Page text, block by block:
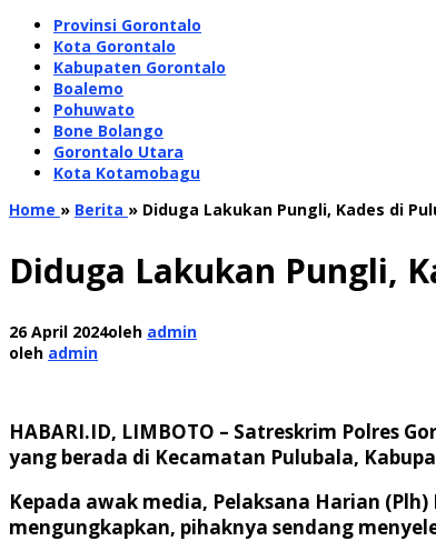
Provinsi Gorontalo
Kota Gorontalo
Kabupaten Gorontalo
Boalemo
Pohuwato
Bone Bolango
Gorontalo Utara
Kota Kotamobagu
Home » Berita » Diduga Lakukan Pungli, Kades di
Diduga Lakukan Pungli,
26 April 2024oleh admin
oleh admin
HABARI.ID, LIMBOTO – Satreskrim Polres
yang berada di Kecamatan Pulubala,
Kepada awak media, Pelaksana Harian
mengungkapkan, pihaknya sendang